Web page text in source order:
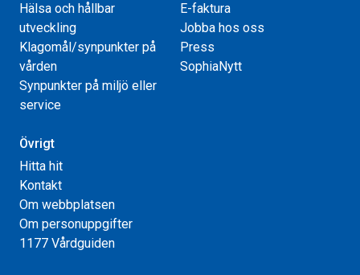
Hälsa och hållbar
utveckling
Klagomål/synpunkter på
vården
Synpunkter på miljö eller
service
E-faktura
Jobba hos oss
Press
SophiaNytt
Övrigt
Hitta hit
Kontakt
Om webbplatsen
Om personuppgifter
1177 Vårdguiden